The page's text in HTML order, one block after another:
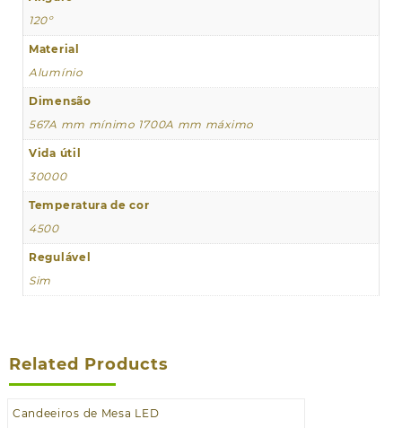
120º
Material
Alumínio
Dimensão
567A mm mínimo 1700A mm máximo
Vida útil
30000
Temperatura de cor
4500
Regulável
Sim
Related Products
Candeeiros de Mesa LED